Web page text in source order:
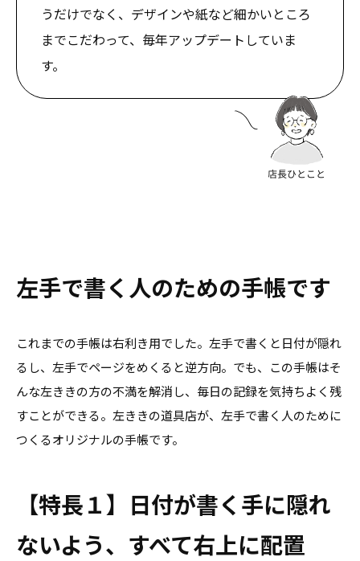
うだけでなく、デザインや紙など細かいところ
までこだわって、毎年アップデートしていま
す。
左手で書く人のための手帳です
これまでの手帳は右利き用でした。左手で書くと日付が隠れ
るし、左手でページをめくると逆方向。でも、この手帳はそ
んな左ききの方の不満を解消し、毎日の記録を気持ちよく残
すことができる。左ききの道具店が、左手で書く人のために
つくるオリジナルの手帳です。
【特長１】日付が書く手に隠れ
ないよう、すべて右上に配置